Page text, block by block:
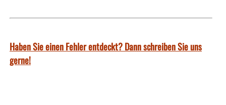
Haben Sie einen Fehler entdeckt? Dann schreiben Sie uns
gerne!